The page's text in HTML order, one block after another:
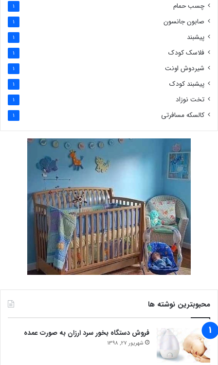
چسب حمام 1
صابون جانسون 1
پیشبند 1
فلاسک کودک 1
شیردوش اونت 1
پیشبند کودک 1
تخت نوزاد 1
کالسکه مسافرتی 1
محبوبترین نوشته ها
فروش دستگاه بخور سرد ارزان به صورت عمده
شهریور 27, 1398